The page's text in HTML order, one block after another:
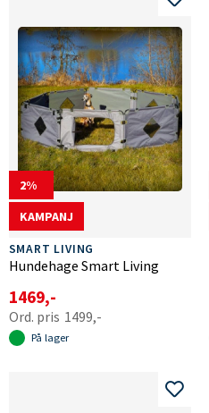
2
KAMPANJ
SMART LIVING
Hundehage Smart Living
1469,-
1499,-
På lager